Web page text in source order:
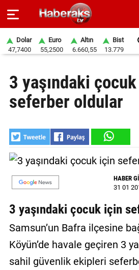
SPOR
YAŞAM
EKONOMİ
BELEDİYELER
SAĞLIK
EĞİTİM
GALERİ
VİDEO
Dolar
47,7400
Euro
55,2500
Altın
6.660,55
Bist
13.779
3 yaşındaki
seferber oldular
HABER
31 01
3 yaşındaki çocuk için
Samsun’un Bafra ilçesine
Köyün’de havale geçiren 3
sahil güvenlik ekipleri